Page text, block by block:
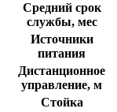
Средний срок
службы, мес
Источники
питания
Дистанционное
управление, м
Стойка